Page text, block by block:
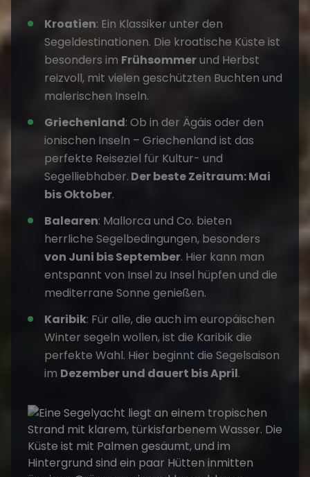
Kroatien: Ein Klassiker unter den
Segeldestinationen. Die kroatische Küste ist
besonders im Frühsommerund Herbst
reizvoll, mit vielen geschützten Buchten und
malerischen Inseln.
Griechenland: Ob in der Ägäis oder den
ionischen Inseln – Griechenland ist das
perfekte Reiseziel für Kultur- und
Segelliebhaber. Der beste Zeitraum: Mai
bis Oktober.
Balearen: Mallorca und Co. bieten
herrliche Segelbedingungen, besonders
von Juni bis September. Hier kann man
entspannt von Insel zu Insel hüpfen und die
mediterrane Sonne genießen.
Karibik: Für alle, die auch im europäischen
Winter segeln wollen, ist die Karibik die
perfekte Wahl. Hier beginnt die Segelsaison
im Dezember und dauert bis April.